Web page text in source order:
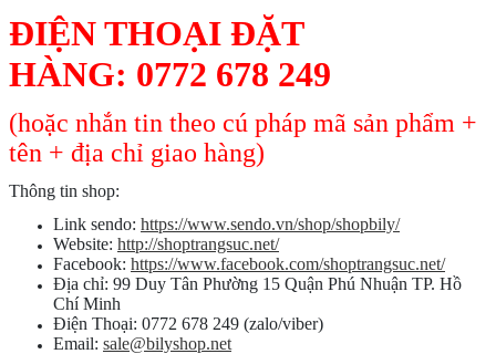
ĐIỆN THOẠI ĐẶT
HÀNG: 0772 678 249
(hoặc nhắn tin theo cú pháp mã sản phẩm +
tên + địa chỉ giao hàng)
Thông tin shop:
Link sendo: https://www.sendo.vn/shop/shopbily/
Website: http://shoptrangsuc.net/
Facebook: https://www.facebook.com/shoptrangsuc.net/
Địa chỉ: 99 Duy Tân Phường 15 Quận Phú Nhuận TP. Hồ
Chí Minh
Điện Thoại: 0772 678 249 (zalo/viber)
Email: sale@bilyshop.net